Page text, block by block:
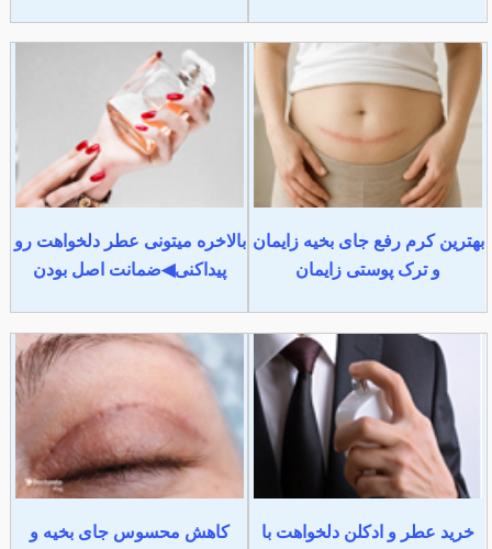
بهترین کرم رفع جای بخیه زایمان
و ترک پوستی زایمان
بالاخره میتونی عطر دلخواهت رو
پیداکنی◀ضمانت اصل بودن
خرید عطر و ادکلن دلخواهت با
کاهش محسوس جای بخیه و